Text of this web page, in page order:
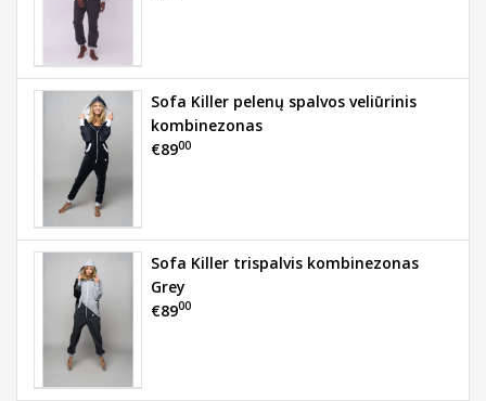
Sofa Killer pelenų spalvos veliūrinis
kombinezonas
€8900
Sofa Killer trispalvis kombinezonas
Grey
€8900